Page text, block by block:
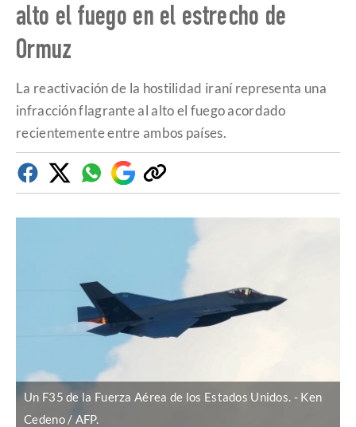
alto el fuego en el estrecho de
Ormuz
La reactivación de la hostilidad iraní representa una
infracción flagrante al alto el fuego acordado
recientemente entre ambos países.
FacebookTwitterWhatsapp
Google
Discover
Copiar
enlace
Un F35 de la Fuerza Aérea de los Estados Unidos.
Ken
Cedeno / AFP.